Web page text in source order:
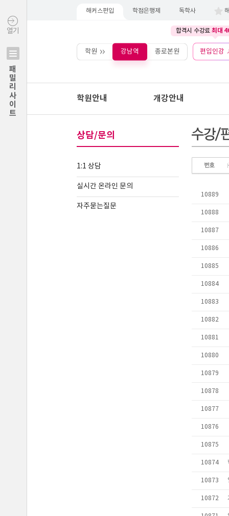
열기
패밀리사이트
해커스편입 학점은행제 독학사
합격시 수강료 최대
학원 강남역 종로본원 편입인강
학원안내 개강안내
상담/문의
1:1 상담
실시간 온라인 문의
자주묻는질문